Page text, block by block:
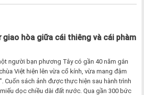
giao hòa giữa cái thiêng và cái phàm
người bạn phương Tây có gần 40 năm gắn
Việt hiện lên vừa cổ kính, vừa mang đậm
Cuốn sách ảnh được thực hiện sau hành trình
dọc chiều dài đất nước. Qua gần 300 bức